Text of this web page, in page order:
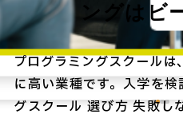
ングはビ
プログラミングスクール
に高い業種です。入学を
グスクール 選び方 失敗し